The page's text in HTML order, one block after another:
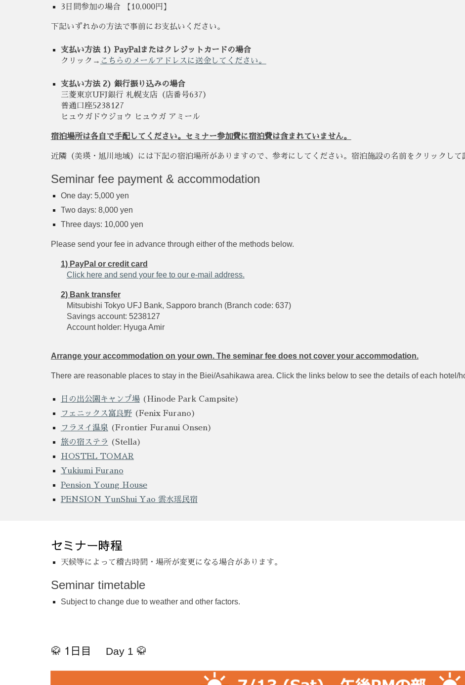
3日間参加の場合 【10,000円】
下記いずれかの方法で事前にお支払いください。
支払い方法 1) PayPalまたはクレジットカードの場合
クリック→ こちらのメールアドレスに送金してください。
支払い方法 2) 銀行振り込みの場合
三菱東京UFJ銀行 札幌支店（店番号637）
普通口座5238127
ヒュウガドウジョウ ヒュウガ アミール
宿泊場所は各自で手配してください。セミナー参加費に宿泊費は含まれていません。
近隣（美瑛・旭川地域）には下記の宿泊場所がありますので、参考にしてください。宿泊施設の名前をクリックして
Seminar feepayment & accommodation
One day: 5,000 yen
Two days: 8,000 yen
Three days: 10,000 yen
Please send your fee in advance through either of the methods below.
1) PayPal or credit card
Click here and send your fee to our e-mail address.
2) Bank transfer
Mitsubishi Tokyo UFJ Bank, Sapporo branch (Branch code: 637)
Savings account: 5238127
Account holder: Hyuga Amir
Arrange your accommodation on your own. The seminar fee does not cover your accommodation.
There are reasonable places to stay in the Biei/Asahikawa area. Click the links below to see the details of each hotel/
日の出公園キャンプ場(Hinode Park Campsite)
フェニックス富良野(Fenix Furano)
フラヌイ温泉 (Frontier Furanui Onsen)
旅の宿ステラ
(Stella)
HOSTEL TOMAR
Yukiumi Furano
Pension Young House
PENSION YunShui Yao 雲水瑶民宿
セミナー時程
天候等によって稽古時間・場所が変更になる場合があります。
Seminar timetable
Subject to change due to weather and other factors.
🥋 1日目 Day 1 🥋